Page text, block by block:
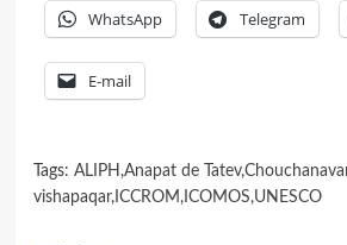
WhatsApp Telegram
E-mail
Tags: ALIPH ,Anapat de Tatev,
vishapaqar,ICCROM ,ICOMOS,UNESCO